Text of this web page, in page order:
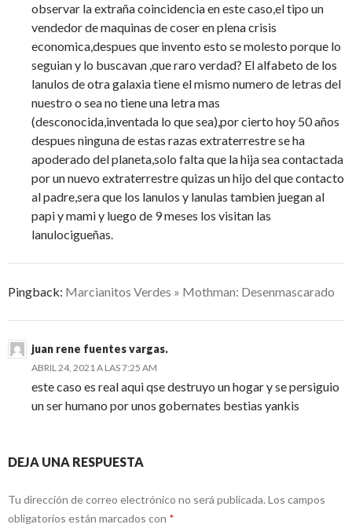
observar la extraña coincidencia en este caso,el tipo un
vendedor de maquinas de coser en plena crisis
economica,despues que invento esto se molesto porque lo
seguian y lo buscavan ,que raro verdad? El alfabeto de los
lanulos de otra galaxia tiene el mismo numero de letras del
nuestro o sea no tiene una letra mas
(desconocida,inventada lo que sea),por cierto hoy 50 años
despues ninguna de estas razas extraterrestre se ha
apoderado del planeta,solo falta que la hija sea contactada
por un nuevo extraterrestre quizas un hijo del que contacto
al padre,sera que los lanulos y lanulas tambien juegan al
papi y mami y luego de 9 meses los visitan las
lanulocigueñas.
Pingback: Marcianitos Verdes » Mothman: Desenmascarado
juan rene fuentes vargas.
ABRIL 24, 2021 A LAS 7:25 AM
este caso es real aqui qse destruyo un hogar y se persiguio
un ser humano por unos gobernates bestias yankis
DEJA UNA RESPUESTA
Tu dirección de correo electrónico no será publicada. Los campos
obligatorios están marcados con *